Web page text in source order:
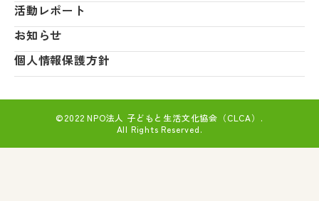
活動レポート
お知らせ
個人情報保護方針
©2022 NPO法人 子どもと生活文化協会（CLCA）.
All Rights Reserved.